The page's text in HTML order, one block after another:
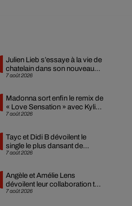
7 août 2026
Julien Lieb s’essaye à la vie de
chatelain dans son nouveau
clip
7 août 2026
Madonna sort enfin le remix de
« Love Sensation » avec Kylie
Minogue
7 août 2026
Tayc et Didi B dévoilent le
single le plus dansant de
l’année
7 août 2026
Angèle et Amélie Lens
dévoilent leur collaboration tant
attendue